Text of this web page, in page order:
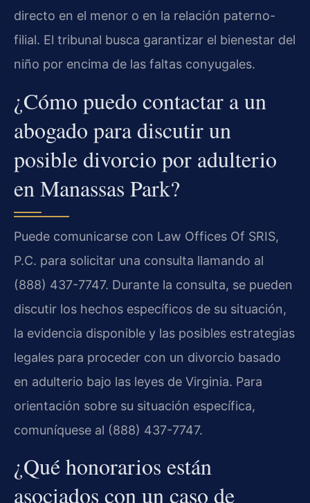
directo en el menor o en la relación paterno-
filial. El tribunal busca garantizar el bienestar del
niño por encima de las faltas conyugales.
¿Cómo puedo contactar a un
abogado para discutir un
posible divorcio por adulterio
en Manassas Park?
Puede comunicarse con Law Offices Of SRIS,
P.C. para solicitar una consulta llamando al
(888) 437-7747. Durante la consulta, se pueden
discutir los hechos específicos de su situación,
la evidencia disponible y las posibles estrategias
legales para proceder con un divorcio basado
en adulterio bajo las leyes de Virginia. Para
orientación sobre su situación específica,
comuníquese al (888) 437-7747.
¿Qué honorarios están
asociados con un caso de